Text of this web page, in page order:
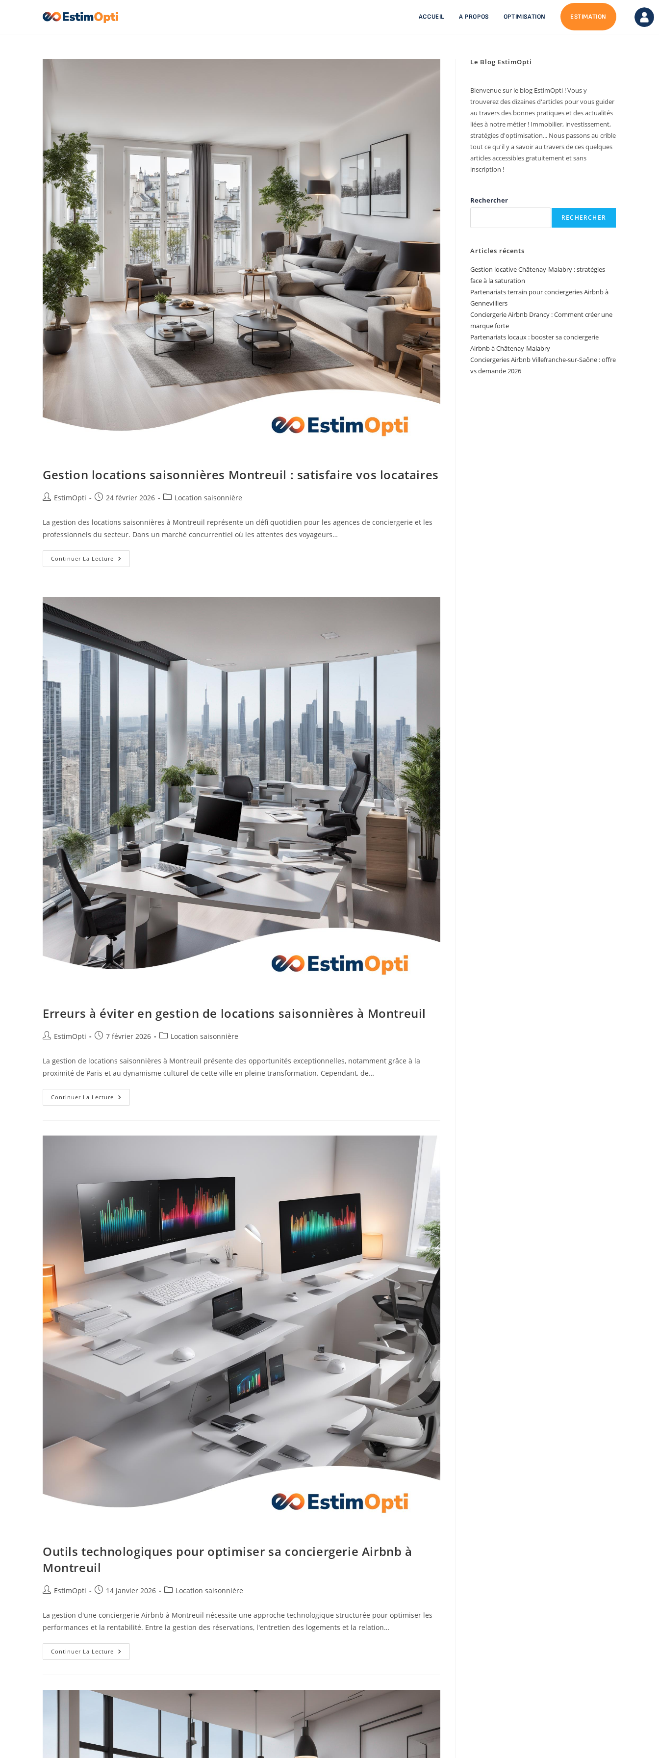
ACCUEIL A PROPOS OPTIMISATION ESTIMATION
Gestion locations saisonnières Montreuil : satisfaire vos locataires
EstimOpti 24 février 2026 Location saisonnière
La gestion des locations saisonnières à Montreuil représente un défi quotidien pour les agences de conciergerie et les
professionnels du secteur. Dans un marché concurrentiel où les attentes des voyageurs…
Continuer La Lecture
Erreurs à éviter en gestion de locations saisonnières à Montreuil
EstimOpti 7 février 2026 Location saisonnière
La gestion de locations saisonnières à Montreuil présente des opportunités exceptionnelles, notamment grâce à la
proximité de Paris et au dynamisme culturel de cette ville en pleine transformation. Cependant, de…
Continuer La Lecture
Outils technologiques pour optimiser sa conciergerie Airbnb à
Montreuil
EstimOpti 14 janvier 2026 Location saisonnière
La gestion d'une conciergerie Airbnb à Montreuil nécessite une approche technologique structurée pour optimiser les
performances et la rentabilité. Entre la gestion des réservations, l'entretien des logements et la relation…
Continuer La Lecture
Le Blog EstimOpti
Bienvenue sur le blog EstimOpti ! Vous y
trouverez des dizaines d'articles pour vous guider
au travers des bonnes pratiques et des actualités
liées à notre métier ! Immobilier, investissement,
stratégies d'optimisation... Nous passons au crible
tout ce qu'il y a savoir au travers de ces quelques
articles accessibles gratuitement et sans
inscription !
Rechercher
RECHERCHER
Articles récents
Gestion locative Châtenay-Malabry : stratégies
face à la saturation
Partenariats terrain pour conciergeries Airbnb à
Gennevilliers
Conciergerie Airbnb Drancy : Comment créer une
marque forte
Partenariats locaux : booster sa conciergerie
Airbnb à Châtenay-Malabry
Conciergeries Airbnb Villefranche-sur-Saône : offre
vs demande 2026